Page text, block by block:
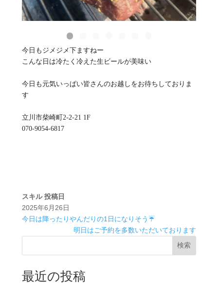
今日もジメジメ下ますねー
こんな日は冷たく冷えた生ビールが美味い
今日も元気いっぱい皆さんのお越しをお待ちしておりま
す
立川市柴崎町2-2-21 1F
070-9054-6817
スキル 投稿日
2025年6月26日
今日は降ったりやんだりの1日になりそう☔️
明日はご予約を多数いただいております
検索
最近の投稿